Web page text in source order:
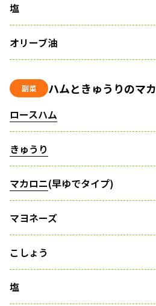
塩
オリーブ油
副菜 ハムときゅうりのマ
ロースハム
きゅうり
マカロニ(早ゆでタイプ)
マヨネーズ
こしょう
塩